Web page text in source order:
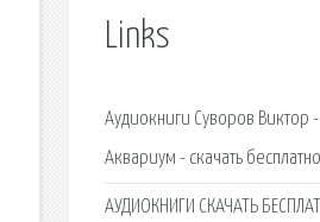
Links
Аудиокниги Суворов Виктор -
Аквариум - скачать
АУДИОКНИГИ СКАЧАТЬ